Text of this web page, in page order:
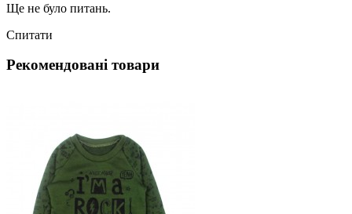
Ще не було питань.
Спитати
Рекомендовані товари